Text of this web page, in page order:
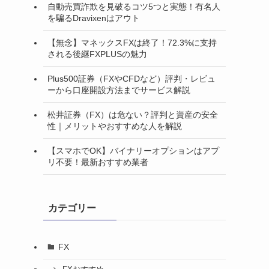
自動売買詐欺を見破るコツ5つと実態！有名人
を騙るDravixenはアウト
【無念】マネックスFXは終了！72.3%に支持
される後継FXPLUSの魅力
Plus500証券（FXやCFDなど）評判・レビュ
ーから口座開設方法までサービス解説
松井証券（FX）は危ない？評判と資産の安全
性｜メリットやおすすめな人を解説
【スマホでOK】バイナリーオプションはアプ
リ不要！最新おすすめ業者
カテゴリー
FX